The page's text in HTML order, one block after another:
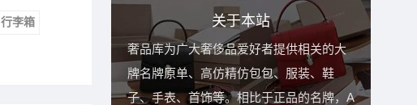
行李箱 关于本站
奢品库为广大奢侈品爱好者提供相关的大
牌名牌原单、高仿精仿包包、服装、鞋
子、手表、首饰等。相比于正品的名牌，A